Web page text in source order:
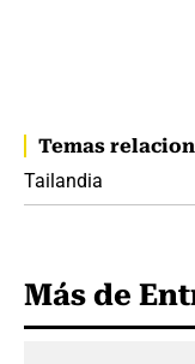
Temas
Tailandia
Más de